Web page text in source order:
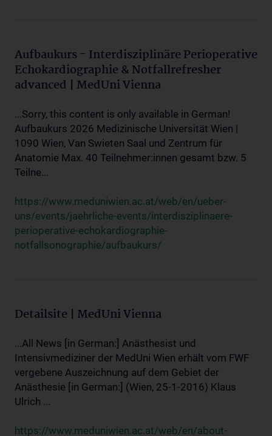
Aufbaukurs - Interdisziplinäre Perioperative
Echokardiographie & Notfallrefresher
advanced | MedUni Vienna
...Sorry, this content is only available in German!
Aufbaukurs 2026 Medizinische Universität Wien |
1090 Wien, Van Swieten Saal und Zentrum für
Anatomie Max. 40 Teilnehmer:innen gesamt bzw. 5
Teilne...
https://www.meduniwien.ac.at/web/en/ueber-
uns/events/jaehrliche-events/interdisziplinaere-
perioperative-echokardiographie-
notfallsonographie/aufbaukurs/
Detailsite | MedUni Vienna
...All News [in German:] Anästhesist und
Intensivmediziner der MedUni Wien erhält vom FWF
vergebene Auszeichnung auf dem Gebiet der
Anästhesie [in German:] (Wien, 25-1-2016) Klaus
Ulrich ...
https://www.meduniwien.ac.at/web/en/about-